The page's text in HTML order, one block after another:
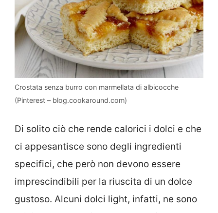
Crostata senza burro con marmellata di albicocche
(Pinterest – blog.cookaround.com)
Di solito ciò che rende calorici i dolci e che
ci appesantisce sono degli ingredienti
specifici, che però non devono essere
imprescindibili per la riuscita di un dolce
gustoso. Alcuni dolci light, infatti, ne sono